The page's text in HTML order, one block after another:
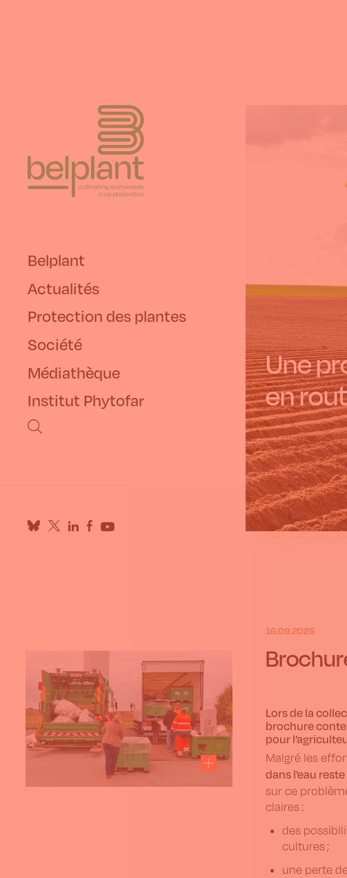
Belplant
Actualités
Protection des plantes
Société
Médiathèque
Institut Phytofar
Une
en
16.09.2025
Lors de la
brochure
pour
Malgré les
dans l'eau
sur ce
claires :
des
cultures ;
une perte